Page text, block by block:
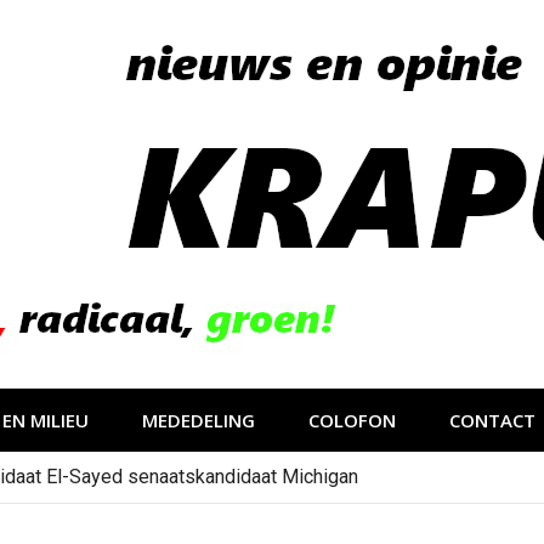
MILIEU MEDEDELING COLOFON CONTACT
El-Sayed senaatskandidaat Michigan